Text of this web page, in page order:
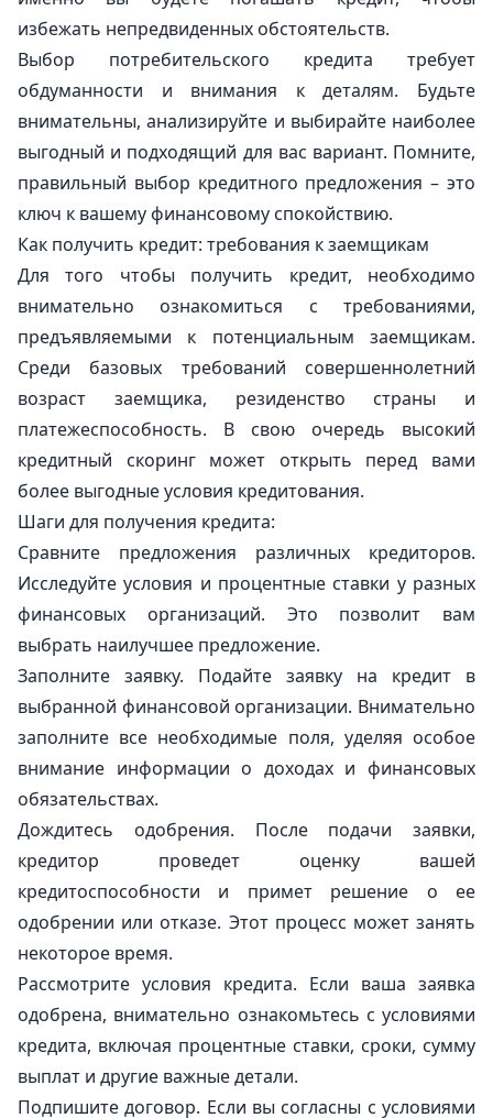
избежать непредвиденных обстоятельств.
Выбор потребительского кредита требует
обдуманности и внимания к деталям. Будьте
внимательны, анализируйте и выбирайте наиболее
выгодный и подходящий для вас вариант. Помните,
правильный выбор кредитного предложения – это
ключ к вашему финансовому спокойствию.
Как получить кредит: требования к заемщикам
Для того чтобы получить кредит, необходимо
внимательно ознакомиться с требованиями,
предъявляемыми к потенциальным заемщикам.
Среди базовых требований совершеннолетний
возраст заемщика, резиденство страны и
платежеспособность. В свою очередь высокий
кредитный скоринг может открыть перед вами
более выгодные условия кредитования.
Шаги для получения кредита:
Сравните предложения различных кредиторов.
Исследуйте условия и процентные ставки у разных
финансовых организаций. Это позволит вам
выбрать наилучшее предложение.
Заполните заявку. Подайте заявку на кредит в
выбранной финансовой организации. Внимательно
заполните все необходимые поля, уделяя особое
внимание информации о доходах и финансовых
обязательствах.
Дождитесь одобрения. После подачи заявки,
кредитор проведет оценку вашей
кредитоспособности и примет решение о ее
одобрении или отказе. Этот процесс может занять
некоторое время.
Рассмотрите условия кредита. Если ваша заявка
одобрена, внимательно ознакомьтесь с условиями
кредита, включая процентные ставки, сроки, сумму
выплат и другие важные детали.
Подпишите договор. Если вы согласны с условиями